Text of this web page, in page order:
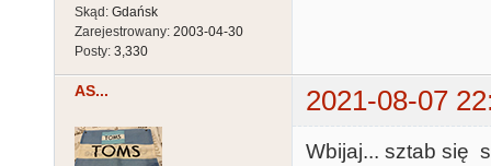
Skąd: Gdańsk
Zarejestrowany: 2003-04-30
Posty: 3,330
AS... 2021-08-07
Wbijaj... sztab się